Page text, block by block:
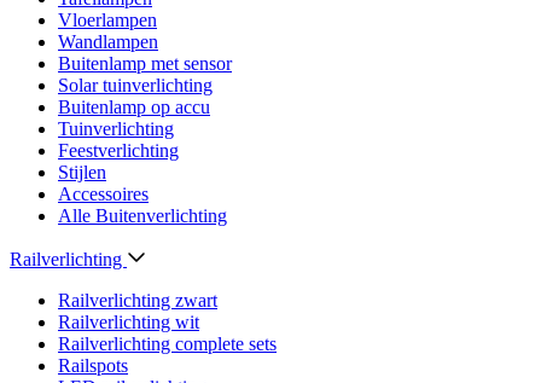
Vloerlampen
Wandlampen
Buitenlamp met sensor
Solar tuinverlichting
Buitenlamp op accu
Tuinverlichting
Feestverlichting
Stijlen
Accessoires
Alle Buitenverlichting
Railverlichting
Railverlichting zwart
Railverlichting wit
Railverlichting complete sets
Railspots